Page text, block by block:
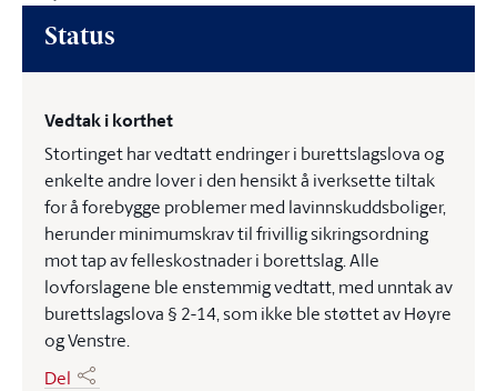
Status
Vedtak i korthet
Stortinget har vedtatt endringer i burettslagslova og
enkelte andre lover i den hensikt å iverksette tiltak
for å forebygge problemer med lavinnskuddsboliger,
herunder minimumskrav til frivillig sikringsordning
mot tap av felleskostnader i borettslag. Alle
lovforslagene ble enstemmig vedtatt, med unntak av
burettslagslova § 2-14, som ikke ble støttet av Høyre
og Venstre.
Del